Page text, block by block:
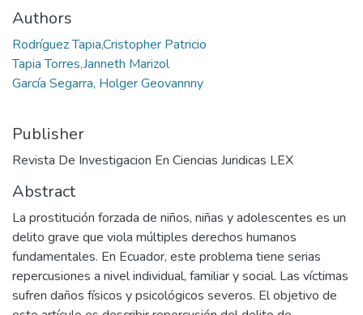
Authors
Rodríguez Tapia,Cristopher Patricio
Tapia Torres,Janneth Marizol
García Segarra, Holger Geovannny
Publisher
Revista De Investigacion En Ciencias Juridicas LEX
Abstract
La prostitución forzada de niños, niñas y adolescentes es un
delito grave que viola múltiples derechos humanos
fundamentales. En Ecuador, este problema tiene serias
repercusiones a nivel individual, familiar y social. Las víctimas
sufren daños físicos y psicológicos severos. El objetivo de